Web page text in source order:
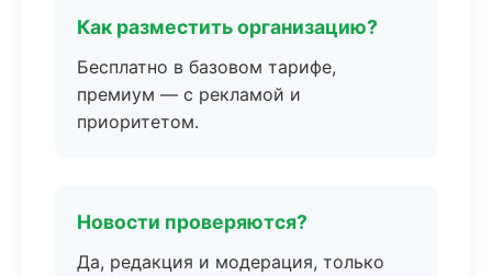
Как разместить организацию?
Бесплатно в базовом тарифе,
премиум — с рекламой и
приоритетом.
Новости проверяются?
Да, редакция и модерация, только